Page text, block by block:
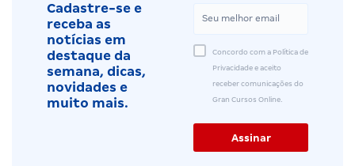
Cadastre-se e
receba as
notícias em
destaque da
semana, dicas,
novidades e
muito mais.
Concordo com a Política de
Privacidade e aceito
receber comunicações do
Gran Cursos Online.